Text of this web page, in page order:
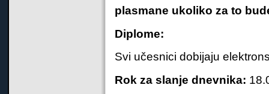
plasmane ukoliko za to
Diplome:
Svi učesnici dobijaju
Rok za slanje dnevnika: